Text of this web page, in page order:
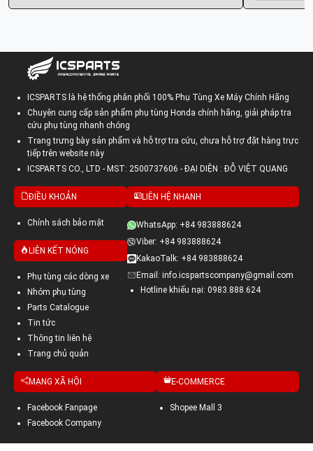
ICSPARTS là hệ thống phân phối 100% Phụ Tùng Xe Máy Chính Hãng
Chuyên cung cấp sản phẩm phụ tùng Honda chính hãng, giải pháp tra
cứu phụ tùng nhanh chóng
Trang trưng bày sản phẩm và hỗ trợ tra cứu, chưa hỗ trợ đặt hàng trực
tiếp trên website này
ICSPARTS CO., LTD - MST: 2500737606 - ĐẠI DIỆN : ĐỖ VIỆT QUANG
ĐIỀU KHOẢN
Chính sách bảo mật
LIÊN KẾT NÓNG
Phụ tùng các dòng xe
Nhóm phụ tùng
Parts Catalogue
Tin tức
Thông tin liên hệ
Trang chủ quản
LIÊN HỆ NHANH
WhatsApp: +84 983888624
Viber: +84 983888624
KakaoTalk: +84 983888624
Email: info.icspartscompany@gmail.com
Hotline khiếu nại: 0983.888.624
MẠNG XÃ HỘI
Facebook Fanpage
Facebook Company
E-COMMERCE
Shopee Mall 3